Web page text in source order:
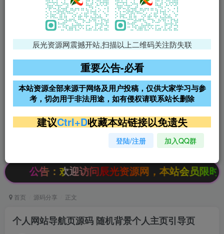
免费领支付宝红包
腾讯轻量4核4G3M服务器38元/
阿里云2核2G200M服务器68元/
年
雨云高防免备案服务器
超低价文字广告位招租 超低价文字广告位招租
超低价文字广告位招租
告：欢迎访问辰光资源网，本站会员限时特惠，
首页 源码分享 正文
个人网站导航页源码 随机背景个人主页引导页
辰光资源网震撼开站,扫描以上二维码关注防失联
重要公告-必看
本站资源全部来源于网络及用户投稿，仅供大家学习与参
考，切勿用于非法用途，如有侵权请联系站长删除
建议Ctrl+D收藏本站链接以免遗失
登陆/注册 加入QQ群